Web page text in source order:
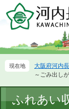
ー
先
ニ
を
て
大阪府河内
～ごみ出し
文
ふれあい